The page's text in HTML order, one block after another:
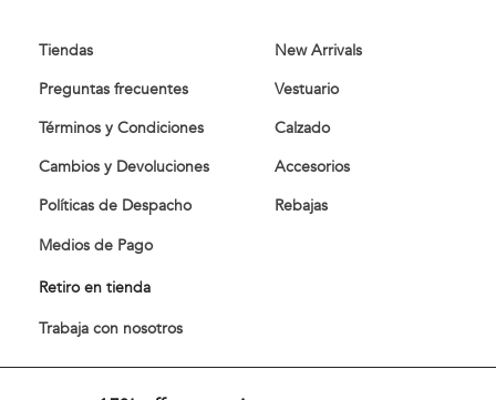
Tiendas
Preguntas frecuentes
Términos y Condiciones
Cambios y Devoluciones
Políticas de Despacho
Medios de Pago
Retiro en tienda
Trabaja con nosotros
New Arrivals
Vestuario
Calzado
Accesorios
Rebajas